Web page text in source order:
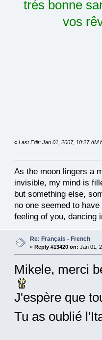
trés bonne
vos
« Last Edit: Jan 01, 2007, 10:27 AM
As the moon lingers a
invisible, my mind is
but something else,
no one seemed to
feeling of you, dancing
Re: Français - French
« Reply #13420 on: Jan 01,
Mikele, merci
J'espère que
Tu as oublié